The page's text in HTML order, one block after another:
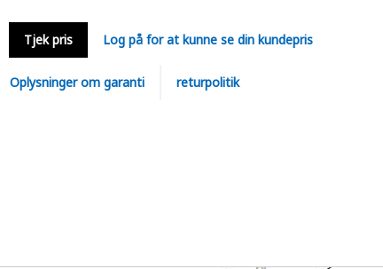
Tjek pris Log på for at kunne se din kundepris
Oplysninger om garanti returpolitik